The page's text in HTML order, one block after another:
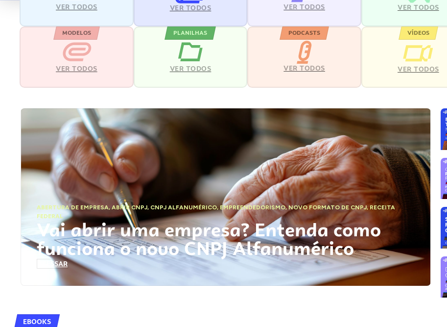
VER TODOS VER TODOS VER TODOS VER TODOS
MODELOS
VER TODOS
PLANILHAS
VER TODOS
PODCASTS
VER TODOS
VÍDEOS
VER TODOS
ABERTURA DE EMPRESA,ABRIR CNPJ, CNPJ ALFANUMÉRICO, EMPREENDEDORISMO,NOVO FORMATO DE CNPJ,RECEITA
FEDERAL
Vai abrir uma empresa? Entenda como
funciona o novo CNPJ Alfanumérico
ACESSAR
EBOOKS